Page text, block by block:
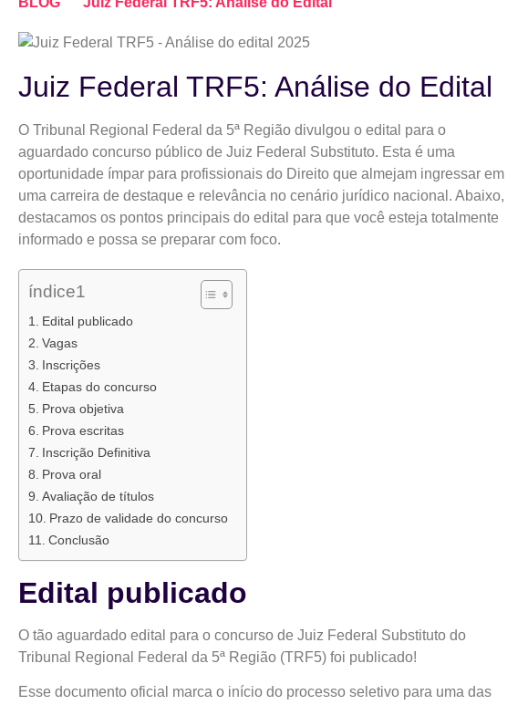
Juiz Federal TRF5: Análise do Edital
O Tribunal Regional Federal da 5ª Região divulgou o edital para o
aguardado concurso público de Juiz Federal Substituto. Esta é uma
oportunidade ímpar para profissionais do Direito que almejam ingressar em
uma carreira de destaque e relevância no cenário jurídico nacional. Abaixo,
destacamos os pontos principais do edital para que você esteja totalmente
informado e possa se preparar com foco.
índice1
Edital publicado
Vagas
Inscrições
Etapas do concurso
Prova objetiva
Prova escritas
Inscrição Definitiva
Prova oral
Avaliação de títulos
Prazo de validade do concurso
Conclusão
Edital publicado
O tão aguardado edital para o concurso de Juiz Federal Substituto do
Tribunal Regional Federal da 5ª Região (TRF5) foi publicado!
Esse documento oficial marca o início do processo seletivo para uma das